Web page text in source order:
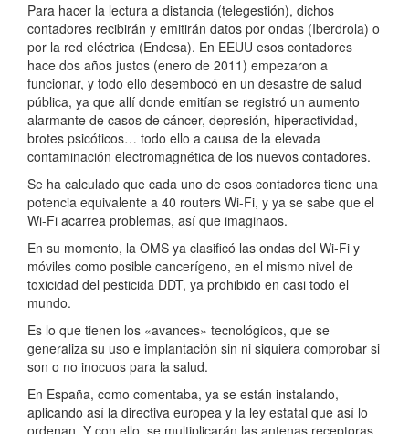
Para hacer la lectura a distancia (telegestión), dichos
contadores recibirán y emitirán datos por ondas (Iberdrola) o
por la red eléctrica (Endesa). En EEUU esos contadores
hace dos años justos (enero de 2011) empezaron a
funcionar, y todo ello desembocó en un desastre de salud
pública, ya que allí donde emitían se registró un aumento
alarmante de casos de cáncer, depresión, hiperactividad,
brotes psicóticos… todo ello a causa de la elevada
contaminación electromagnética de los nuevos contadores.
Se ha calculado que cada uno de esos contadores tiene una
potencia equivalente a 40 routers Wi-Fi, y ya se sabe que el
Wi-Fi acarrea problemas, así que imaginaos.
En su momento, la OMS ya clasificó las ondas del Wi-Fi y
móviles como posible cancerígeno, en el mismo nivel de
toxicidad del pesticida DDT, ya prohibido en casi todo el
mundo.
Es lo que tienen los «avances» tecnológicos, que se
generaliza su uso e implantación sin ni siquiera comprobar si
son o no inocuos para la salud.
En España, como comentaba, ya se están instalando,
aplicando así la directiva europea y la ley estatal que así lo